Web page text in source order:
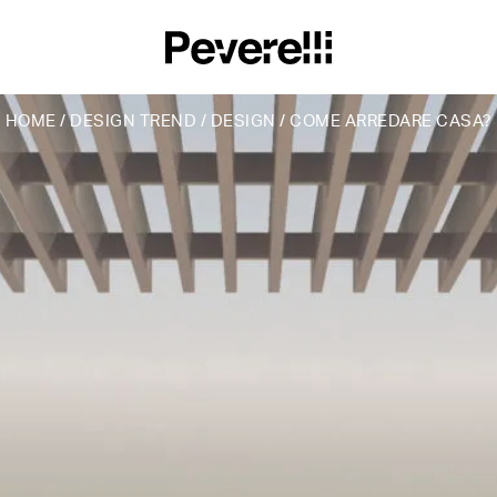
HOME /DESIGN TREND / DESIGN / COME ARREDARE CASA?